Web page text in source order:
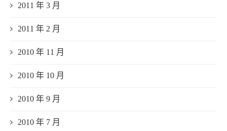
2011 年 3 月
2011 年 2 月
2010 年 11 月
2010 年 10 月
2010 年 9 月
2010 年 7 月